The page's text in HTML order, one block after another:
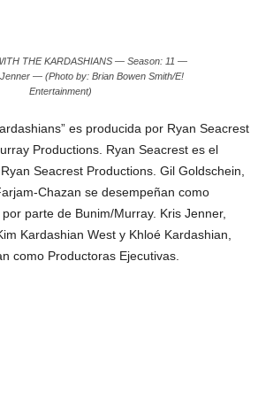
THE KARDASHIANS — Season: 11 —
— (Photo by: Brian Bowen Smith/E!
Entertainment)
es producida por Ryan Seacrest
Productions. Ryan Seacrest es el
Seacrest Productions. Gil Goldschein,
Chazan se desempeñan como
parte de Bunim/Murray. Kris Jenner,
Kardashian West y Khloé Kardashian,
como Productoras Ejecutivas.